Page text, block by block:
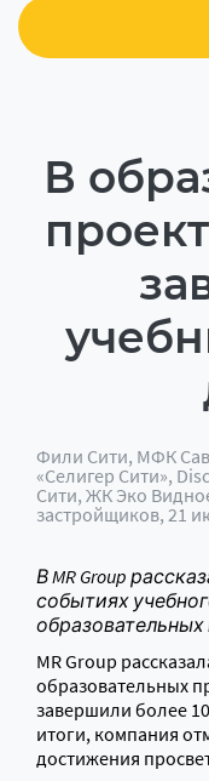
В
Фили Сити, МФК
«Селигер Сити»,
Сити, ЖК Эко
застройщиков, 21
В MR Group
событиях
MR Group
образовательных
завершили более
итоги, компания
достижения